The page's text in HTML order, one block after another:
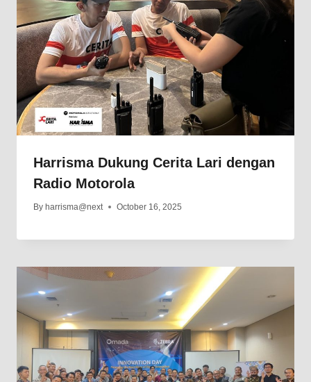
Harrisma Dukung Cerita Lari dengan
Radio Motorola
By harrisma@next October 16, 2025